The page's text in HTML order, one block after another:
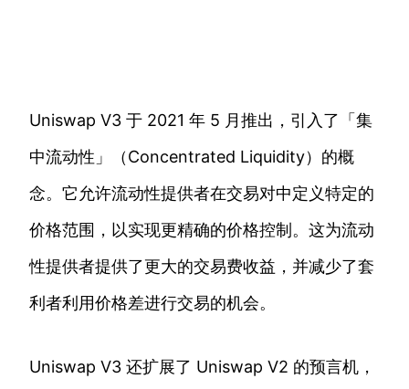
Uniswap V3 于 2021 年 5 月推出，引入了「集
中流动性」（Concentrated Liquidity）的概
念。它允许流动性提供者在交易对中定义特定的
价格范围，以实现更精确的价格控制。这为流动
性提供者提供了更大的交易费收益，并减少了套
利者利用价格差进行交易的机会。
Uniswap V3 还扩展了 Uniswap V2 的预言机，